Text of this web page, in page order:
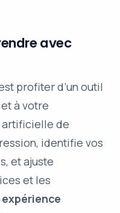
avec
profiter d’un outil
à votre
artificielle de
identifie vos
et ajuste
et les
expérience